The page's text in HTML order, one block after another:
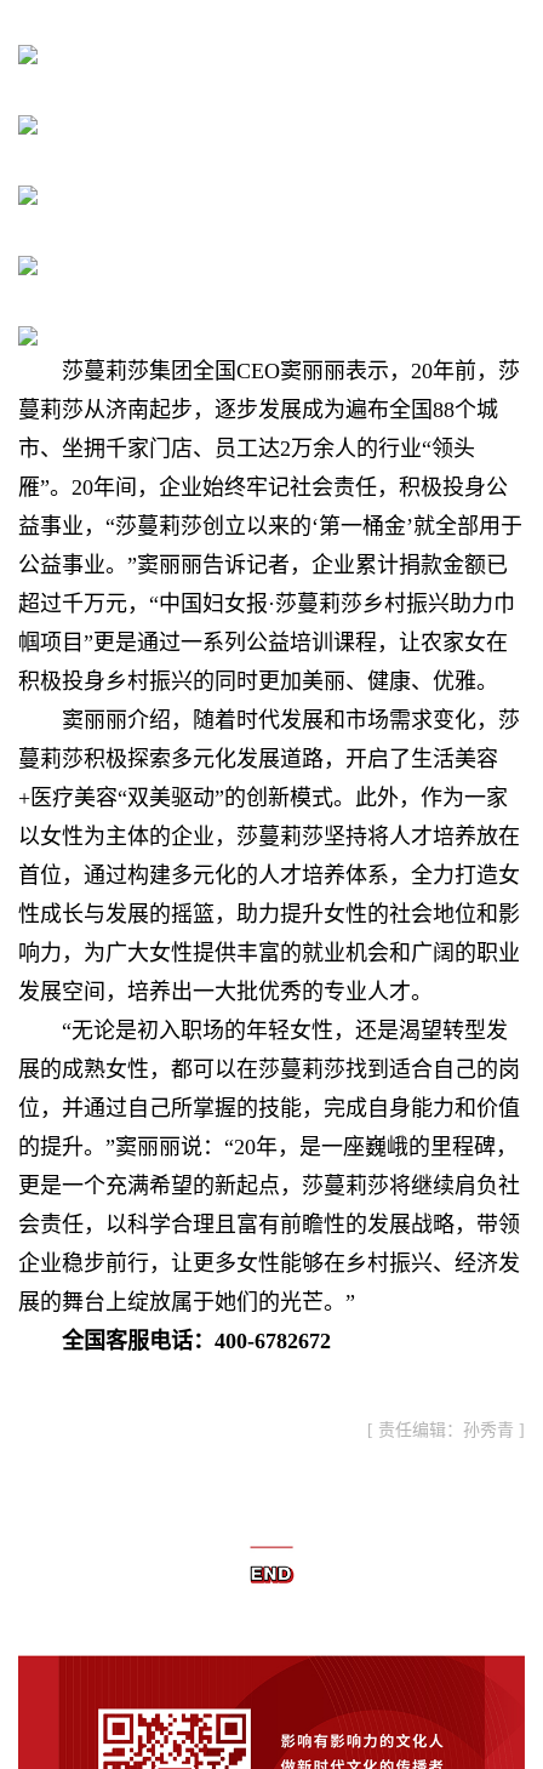
莎蔓莉莎集团全国CEO窦丽丽表示，20年前，莎
蔓莉莎从济南起步，逐步发展成为遍布全国88个城
市、坐拥千家门店、员工达2万余人的行业“领头
雁”。20年间，企业始终牢记社会责任，积极投身公
益事业，“莎蔓莉莎创立以来的‘第一桶金’就全部用于
公益事业。”窦丽丽告诉记者，企业累计捐款金额已
超过千万元，“中国妇女报·莎蔓莉莎乡村振兴助力巾
帼项目”更是通过一系列公益培训课程，让农家女在
积极投身乡村振兴的同时更加美丽、健康、优雅。
窦丽丽介绍，随着时代发展和市场需求变化，莎
蔓莉莎积极探索多元化发展道路，开启了生活美容
+医疗美容“双美驱动”的创新模式。此外，作为一家
以女性为主体的企业，莎蔓莉莎坚持将人才培养放在
首位，通过构建多元化的人才培养体系，全力打造女
性成长与发展的摇篮，助力提升女性的社会地位和影
响力，为广大女性提供丰富的就业机会和广阔的职业
发展空间，培养出一大批优秀的专业人才。
“无论是初入职场的年轻女性，还是渴望转型发
展的成熟女性，都可以在莎蔓莉莎找到适合自己的岗
位，并通过自己所掌握的技能，完成自身能力和价值
的提升。”窦丽丽说：“20年，是一座巍峨的里程碑，
更是一个充满希望的新起点，莎蔓莉莎将继续肩负社
会责任，以科学合理且富有前瞻性的发展战略，带领
企业稳步前行，让更多女性能够在乡村振兴、经济发
展的舞台上绽放属于她们的光芒。”
全国客服电话：400-6782672
[ 责任编辑：孙秀青 ]